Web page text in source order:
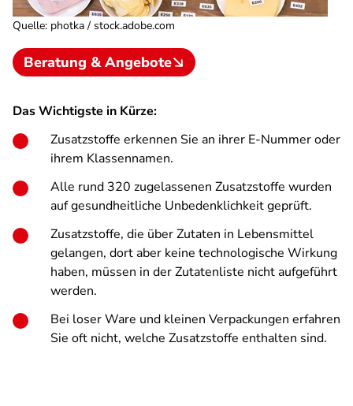
Quelle: photka / stock.adobe.com
Beratung & Angebote
Das Wichtigste in Kürze:
Zusatzstoffe erkennen Sie an ihrer E-Nummer oder
ihrem Klassennamen.
Alle rund 320 zugelassenen Zusatzstoffe wurden
auf gesundheitliche Unbedenklichkeit geprüft.
Zusatzstoffe, die über Zutaten in Lebensmittel
gelangen, dort aber keine technologische Wirkung
haben, müssen in der Zutatenliste nicht aufgeführt
werden.
Bei loser Ware und kleinen Verpackungen erfahren
Sie oft nicht, welche Zusatzstoffe enthalten sind.